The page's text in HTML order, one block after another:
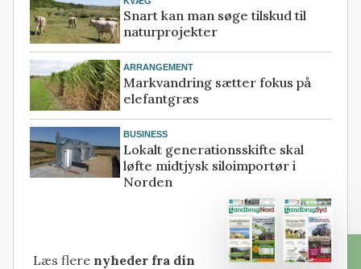
Snart kan man søge tilskud til
naturprojekter
ARRANGEMENT
Markvandring sætter fokus på
elefantgræs
BUSINESS
Lokalt generationsskifte skal
løfte midtjysk siloimportør i
Norden
Læs flere nyheder fra din